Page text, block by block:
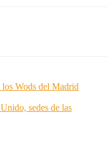
los Wods del Madrid
sedes de las